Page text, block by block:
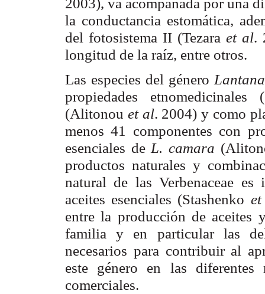
la conductancia estomática,
del fotosistema II (Tezara et al.
longitud de la raíz, entre otros.
Las especies del género
propiedades
(Alitonou et al. 2004) y como
menos 41 componentes con
esenciales de L. camara
productos naturales y
natural de las Verbenaceae
aceites esenciales (Stashenko
entre la producción de aceites
familia y en particular las
necesarios para contribuir al
este género en las
comerciales.